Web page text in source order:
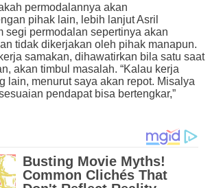
permodalannya akan
pihak lain, lebih lanjut Asril
segi permodalan sepertinya akan
tidak dikerjakan oleh pihak manapun.
samakan, dihawatirkan bila satu saat
akan timbul masalah. “Kalau kerja
lain, menurut saya akan repot. Misalya
pendapat bisa bertengkar,”